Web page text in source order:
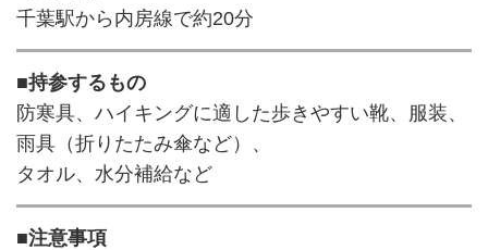
千葉駅から内房線で約20分
■持参するもの
防寒具、ハイキングに適した歩きやすい靴、服装、
雨具（折りたたみ傘など）、
タオル、水分補給など
■注意事項